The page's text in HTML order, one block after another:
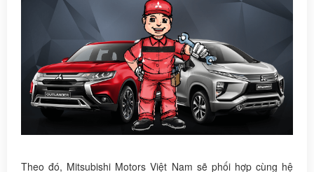
Liên
Thử
Theo đó, Mitsubishi Motors Việt Nam sẽ phối hợp cùng hệ